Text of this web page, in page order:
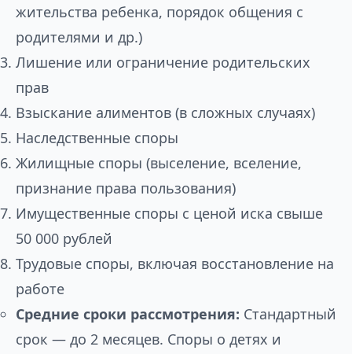
жительства ребенка, порядок общения с
родителями и др.)
Лишение или ограничение родительских
прав
Взыскание алиментов (в сложных случаях)
Наследственные споры
Жилищные споры (выселение, вселение,
признание права пользования)
Имущественные споры с ценой иска свыше
50 000 рублей
Трудовые споры, включая восстановление на
работе
Средние сроки рассмотрения: Стандартный
срок — до 2 месяцев. Споры о детях и